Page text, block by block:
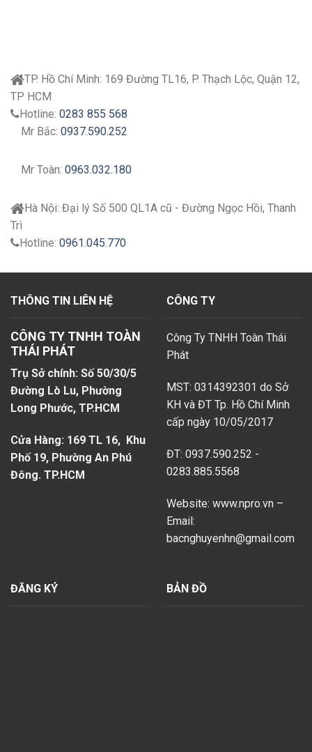
TP. Hồ Chí Minh: 169 Đường TL16, P. Thạch Lộc, Quận 12,
TP HCM
Hotline: 0283 855 568
Mr Bắc: 0937.590.252
Mr Toàn: 0963.032.180
Hà Nội: Đại lý Số 500 QL1A cũ - Đường Ngọc Hồi, Thanh
Trì
Hotline: 0961.045.770
THÔNG TIN LIÊN HỆ
CÔNG TY TNHH TOÀN
THÁI PHÁT
Trụ Sở chính: Số 50/30/5
Đường Lò Lu, Phường
Long Phước, TP.HCM
Cửa Hàng: 169 TL 16, Khu
Phố 19, Phường An Phú
Đông. TP.HCM
CÔNG TY
Công Ty TNHH Toàn Thái
Phát
MST: 0314392301 do Sở
KH và ĐT Tp. Hồ Chí Minh
cấp ngày 10/05/2017
ĐT: 0937.590.252 -
0283.885.5568
Website: www.npro.vn –
Email:
bacnghuyenhn@gmail.com
ĐĂNG KÝ BẢN ĐỒ